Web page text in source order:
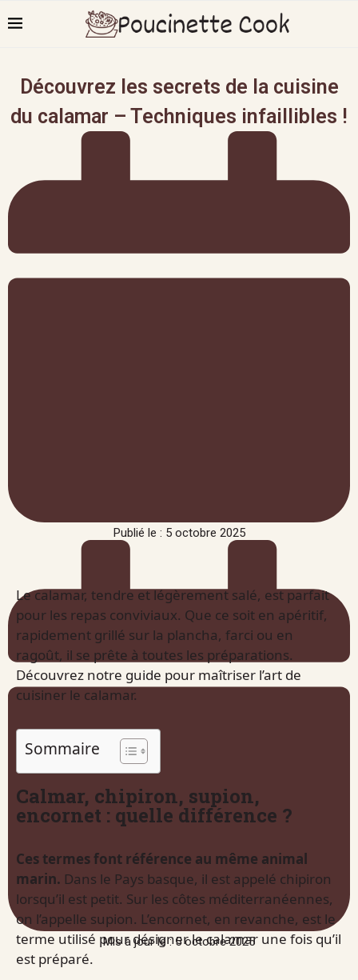
Découvrez les secrets de la cuisine
du calamar – Techniques infaillibles !
Publié le : 5 octobre 2025
Mis à jour le : 5 octobre 2025
Le calamar, tendre et légèrement salé, est parfait
pour les repas conviviaux. Que ce soit en apéritif,
rapidement grillé sur la plancha, farci ou en
ragoût, il se prête à toutes les préparations.
Découvrez notre guide pour maîtriser l’art de
cuisiner le calamar.
Sommaire
Calmar, chipiron, supion,
encornet : quelle différence ?
Ces termes font référence au même animal
marin. Dans le Pays basque, il est appelé chipiron
lorsqu’il est petit. Sur les côtes méditerranéennes,
on l’appelle supion. L’encornet, en revanche, est le
terme utilisé pour désigner le calamar une fois qu’il
est préparé.